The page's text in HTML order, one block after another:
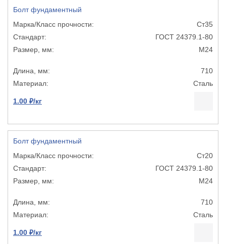
Болт фундаментный
Ст35
ГОСТ 24379.1-80
М24
710
Сталь
1.00 ₽/кг
Болт фундаментный
Ст20
ГОСТ 24379.1-80
М24
710
Сталь
1.00 ₽/кг